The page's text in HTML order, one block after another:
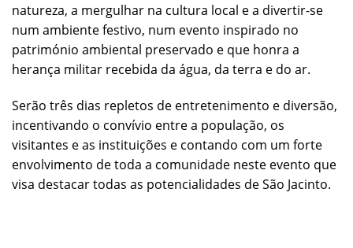
natureza, a mergulhar na cultura local e a divertir-se
num ambiente festivo, num evento inspirado no
património ambiental preservado e que honra a
herança militar recebida da água, da terra e do ar.
Serão três dias repletos de entretenimento e diversão,
incentivando o convívio entre a população, os
visitantes e as instituições e contando com um forte
envolvimento de toda a comunidade neste evento que
visa destacar todas as potencialidades de São Jacinto.